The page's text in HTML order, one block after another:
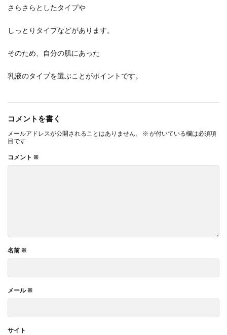
さらさらとしたタイプや
しっとりタイプなどがあります。
そのため、自分の肌にあった
乳液のタイプを選ぶことがポイントです。
コメントを書く
メールアドレスが公開されることはありません。 ※ が付いている欄は必須項
目です
コメント ※
名前 ※
メール※
サイト